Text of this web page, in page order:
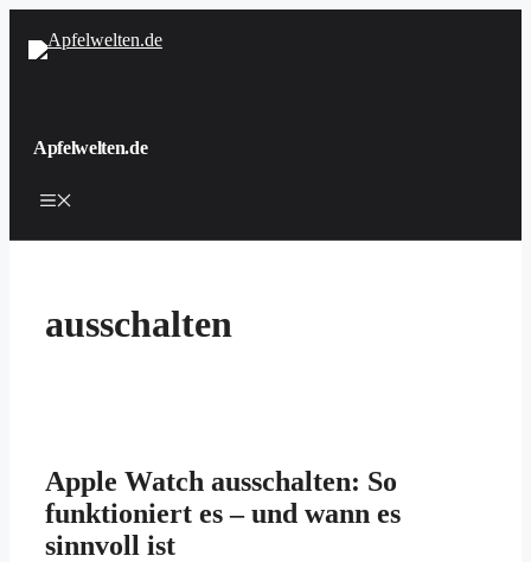
Inhalt
springen
Apfelwelten.de
Menü
ausschalten
Apple Watch ausschalten: So
funktioniert es – und wann es
sinnvoll ist